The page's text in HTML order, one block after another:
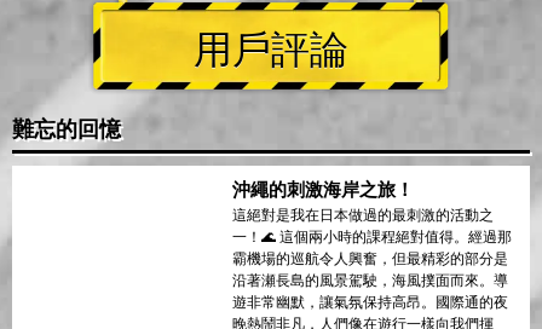
用戶評論
難忘的回憶
沖繩的刺激海岸之旅！
這絕對是我在日本做過的最刺激的活動之
一！🌊 這個兩小時的課程絕對值得。經過那
霸機場的巡航令人興奮，但最精彩的部分是
沿著瀬長島的風景駕駛，海風撲面而來。導
遊非常幽默，讓氣氛保持高昂。國際通的夜
晚熱鬧非凡，人們像在遊行一樣向我們揮